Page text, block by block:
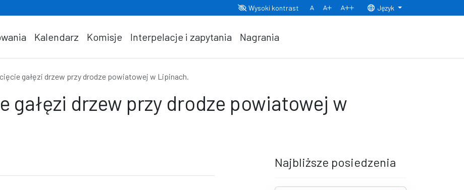
Wysoki kontrast
Normalny rozmiar czcionki
Rozmiar czcionki 150% Rozmiar czcionki 200%
Język
Kalendarz Komisje Interpelacje i zapytania Nagrania
gałęzi drzew przy drodze powiatowej w Lipinach.
gałęzi drzew przy drodze powiatowej w
Najbliższe posiedzenia